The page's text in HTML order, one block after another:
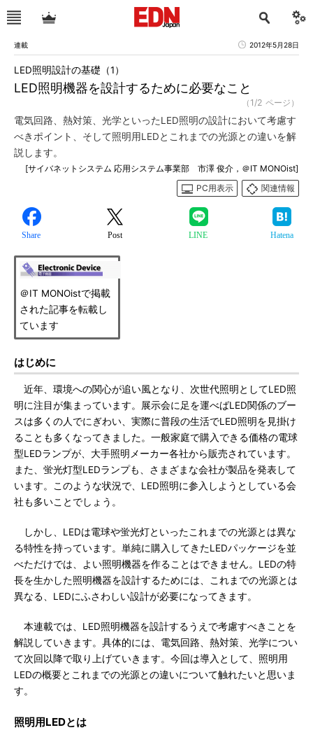
連載 2012年5月28日
LED照明機器を設計するために必要なこと
LED照明設計の基礎（1）
（1/2 ページ）
電気回路、熱対策、光学といったLED照明の設計において考慮す
べきポイント、そして照明用LEDとこれまでの光源との違いを解
説します。
[サイバネットシステム 応用システム事業部 市澤 俊介，＠IT MONOist]
PC用表示
関連情報
Share Post LINE Hatena
＠IT MONOistで掲載
された記事を転載し
ています
はじめに
近年、環境への関心が追い風となり、次世代照明としてLED照
明に注目が集まっています。展示会に足を運べばLED関係のブー
スは多くの人でにぎわい、実際に普段の生活でLED照明を見掛け
ることも多くなってきました。一般家庭で購入できる価格の電球
型LEDランプが、大手照明メーカー各社から販売されています。
また、蛍光灯型LEDランプも、さまざまな会社が製品を発表して
います。このような状況で、LED照明に参入しようとしている会
社も多いことでしょう。
しかし、LEDは電球や蛍光灯といったこれまでの光源とは異な
る特性を持っています。単純に購入してきたLEDパッケージを並
べただけでは、よい照明機器を作ることはできません。LEDの特
長を生かした照明機器を設計するためには、これまでの光源とは
異なる、LEDにふさわしい設計が必要になってきます。
本連載では、LED照明機器を設計するうえで考慮すべきことを
解説していきます。具体的には、電気回路、熱対策、光学につい
て次回以降で取り上げていきます。今回は導入として、照明用
LEDの概要とこれまでの光源との違いについて触れたいと思いま
す。
照明用LEDとは